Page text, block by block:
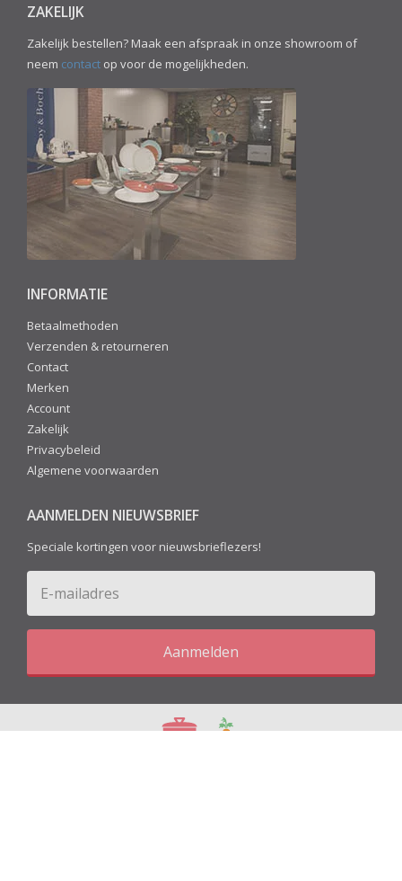
ZAKELIJK
Zakelijk bestellen? Maak een afspraak in onze showroom of
neem contact op voor de mogelijkheden.
INFORMATIE
Betaalmethoden
Verzenden & retourneren
Contact
Merken
Account
Zakelijk
Privacybeleid
Algemene voorwaarden
AANMELDEN NIEUWSBRIEF
Speciale kortingen voor nieuwsbrieflezers!
Aanmelden